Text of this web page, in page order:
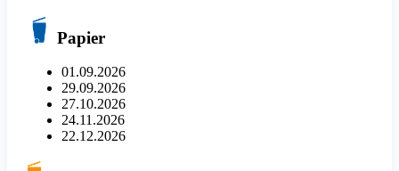
Papier
01.09.2026
29.09.2026
27.10.2026
24.11.2026
22.12.2026